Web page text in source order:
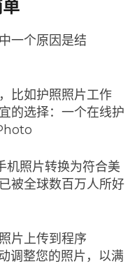
一个原因是结
比如护照照片工作
的选择：一个在线护
照片转换为符合美
被全球数百万人所好
片上传到程序
调整您的照片，以满